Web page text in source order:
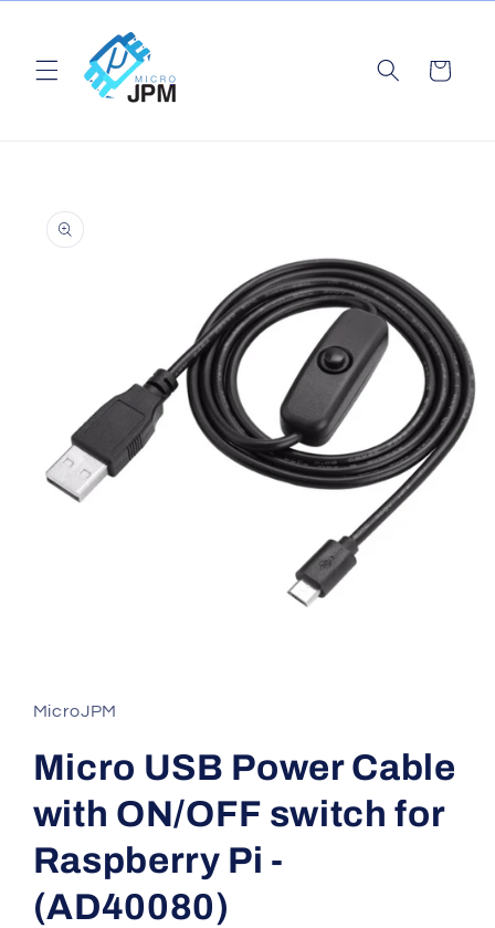
Ir
al contenido
Carrito
información
1
en
ventana
modal
MicroJPM
Micro USB Power Cable
with ON/OFF switch for
Raspberry Pi -
(AD40080)